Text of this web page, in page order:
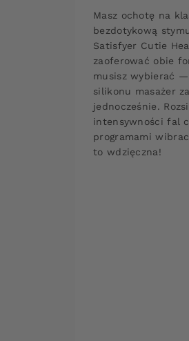
Masz ochotę na
bezdotykową
Satisfyer Cutie
zaoferować obie
musisz wybierać
silikonu masażer
jednocześnie.
intensywności fal
programami
to wdzięczna!